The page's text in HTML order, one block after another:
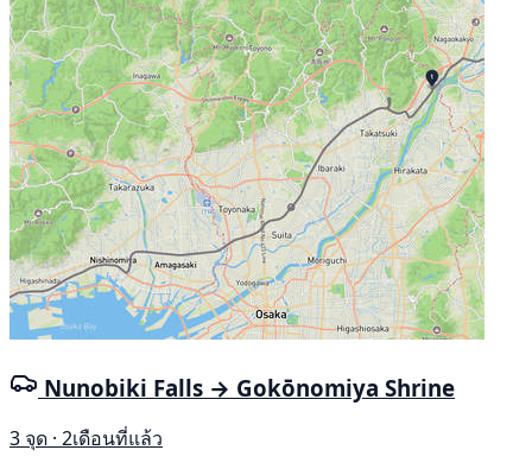
Nunobiki Falls → Gokōnomiya Shrine
3 จุด · 2เดือนที่แล้ว